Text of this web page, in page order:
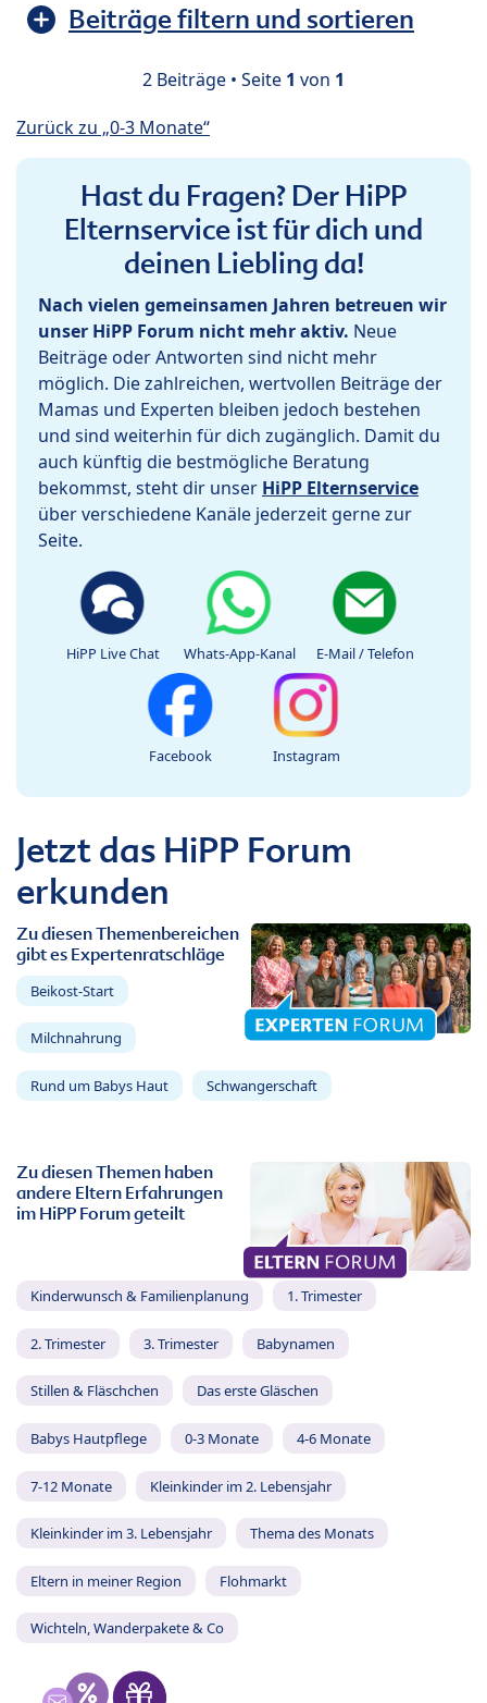
Beiträge filtern und sortieren
2 Beiträge • Seite 1 von 1
Zurück zu „0-3 Monate“
Hast du Fragen? Der HiPP
Elternservice ist für dich und
deinen Liebling da!
Nach vielen gemeinsamen Jahren betreuen wir
unser HiPP Forum nicht mehr aktiv. Neue
Beiträge oder Antworten sind nicht mehr
möglich. Die zahlreichen, wertvollen Beiträge der
Mamas und Experten bleiben jedoch bestehen
und sind weiterhin für dich zugänglich. Damit du
auch künftig die bestmögliche Beratung
bekommst, steht dir unser HiPP Elternservice
über verschiedene Kanäle jederzeit gerne zur
Seite.
HiPP Live Chat Whats-App-Kanal E-Mail / Telefon
Facebook Instagram
Jetzt das HiPP Forum
erkunden
Zu diesen Themenbereichen
gibt es Expertenratschläge
Beikost-Start
Milchnahrung
Rund um Babys Haut Schwangerschaft
Zu diesen Themen haben
andere Eltern Erfahrungen
im HiPP Forum geteilt
Kinderwunsch & Familienplanung 1. Trimester
2. Trimester 3. Trimester Babynamen
Stillen & Fläschchen Das erste Gläschen
Babys Hautpflege 0-3 Monate 4-6 Monate
7-12 Monate Kleinkinder im 2. Lebensjahr
Kleinkinder im 3. Lebensjahr Thema des Monats
Eltern in meiner Region Flohmarkt
Wichteln, Wanderpakete & Co